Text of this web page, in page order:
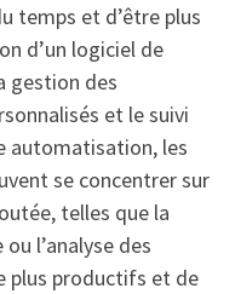
temps et d’être plus
d’un logiciel de
gestion des
et le suivi
automatisation, les
se concentrer sur
telles que la
l’analyse des
plus productifs et de